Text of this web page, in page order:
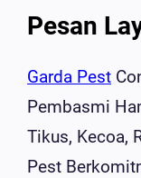
Pesan
Garda Pest
Pembasmi
Tikus, Kecoa,
Pest